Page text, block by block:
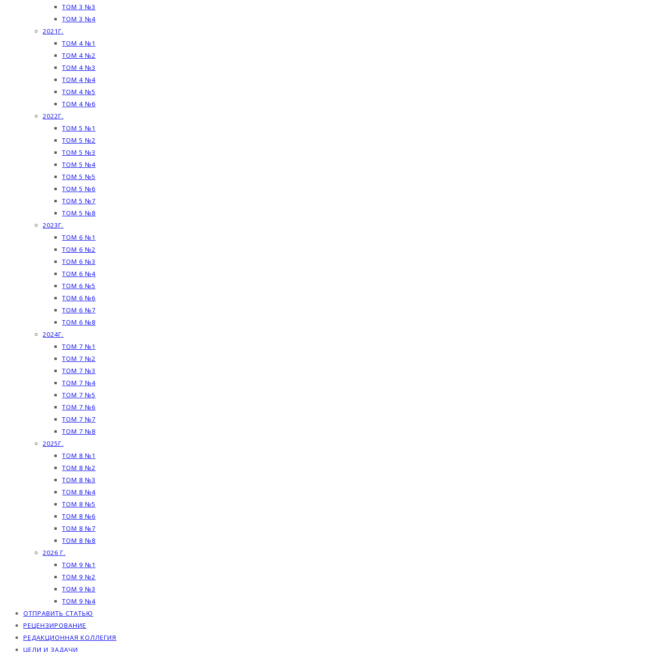
ТОМ 3 №3
ТОМ 3 №4
2021Г.
ТОМ 4 №1
ТОМ 4 №2
ТОМ 4 №3
ТОМ 4 №4
ТОМ 4 №5
ТОМ 4 №6
2022Г.
ТОМ 5 №1
ТОМ 5 №2
ТОМ 5 №3
ТОМ 5 №4
ТОМ 5 №5
ТОМ 5 №6
ТОМ 5 №7
ТОМ 5 №8
2023Г.
ТОМ 6 №1
ТОМ 6 №2
ТОМ 6 №3
ТОМ 6 №4
ТОМ 6 №5
ТОМ 6 №6
ТОМ 6 №7
ТОМ 6 №8
2024Г.
ТОМ 7 №1
ТОМ 7 №2
ТОМ 7 №3
ТОМ 7 №4
ТОМ 7 №5
ТОМ 7 №6
ТОМ 7 №7
ТОМ 7 №8
2025Г.
ТОМ 8 №1
ТОМ 8 №2
ТОМ 8 №3
ТОМ 8 №4
ТОМ 8 №5
ТОМ 8 №6
ТОМ 8 №7
ТОМ 8 №8
2026 Г.
ТОМ 9 №1
ТОМ 9 №2
ТОМ 9 №3
ТОМ 9 №4
ОТПРАВИТЬ СТАТЬЮ
РЕЦЕНЗИРОВАНИЕ
РЕДАКЦИОННАЯ КОЛЛЕГИЯ
ЦЕЛИ И ЗАДАЧИ